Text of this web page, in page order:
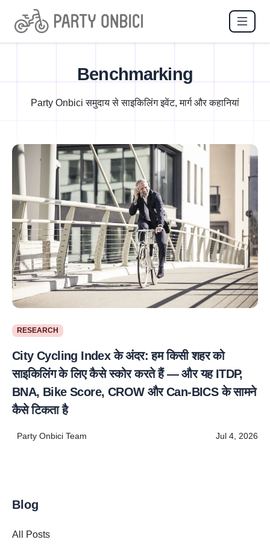
Benchmarking
Party Onbici समुदाय से साइकिलिंग इवेंट, मार्ग और कहानियां
RESEARCH
City Cycling Index के अंदर: हम किसी शहर को
साइकिलिंग के लिए कैसे स्कोर करते हैं — और यह ITDP,
BNA, Bike Score, CROW और Can-BICS के सामने
कैसे टिकता है
Party Onbici Team Jul 4, 2026
Blog
All Posts